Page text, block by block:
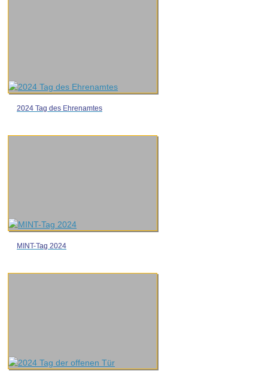
2024 Tag des Ehrenamtes
MINT-Tag 2024